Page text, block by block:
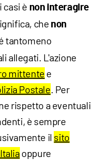
casi è non interagire
che non
tantomeno
allegati. L'azione
mittente e
Postale. Per
rispetto a eventuali
è sempre
il sito
oppure